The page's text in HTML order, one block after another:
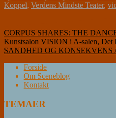
Koppel, Verdens Mindste Teater,
Indlægsnavigation
CORPUS SHARES: THE
Kunstsalon VISION i A-salen, Det
SANDHED OG KONSEKVENS
Forside
Om Sceneblog
Kontakt
TEMAER